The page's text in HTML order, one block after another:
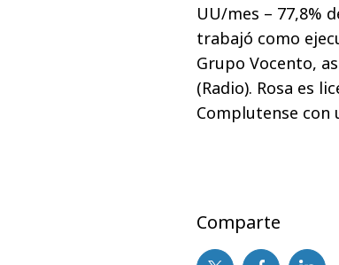
UU/mes – 77,8%
trabajó como
Grupo Vocento,
(Radio). Rosa es
Complutense con
Comparte